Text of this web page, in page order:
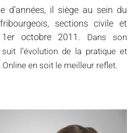
d’années, il siège au sein du
sections civile et
octobre 2011. Dans son
l’évolution de la pratique et
Online en soit le meilleur reflet.